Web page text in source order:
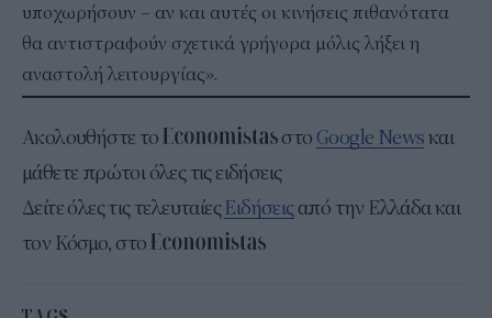
υποχωρήσουν – αν και αυτές οι κινήσεις πιθανότατα
θα αντιστραφούν σχετικά γρήγορα μόλις λήξει η
αναστολή λειτουργίας».
Ακολουθήστε το στο Google Newsκαι
μάθετε πρώτοι όλες τις ειδήσεις
Δείτε όλες τις τελευταίεςΕιδήσειςαπό την Ελλάδα και
τον Κόσμο, στο